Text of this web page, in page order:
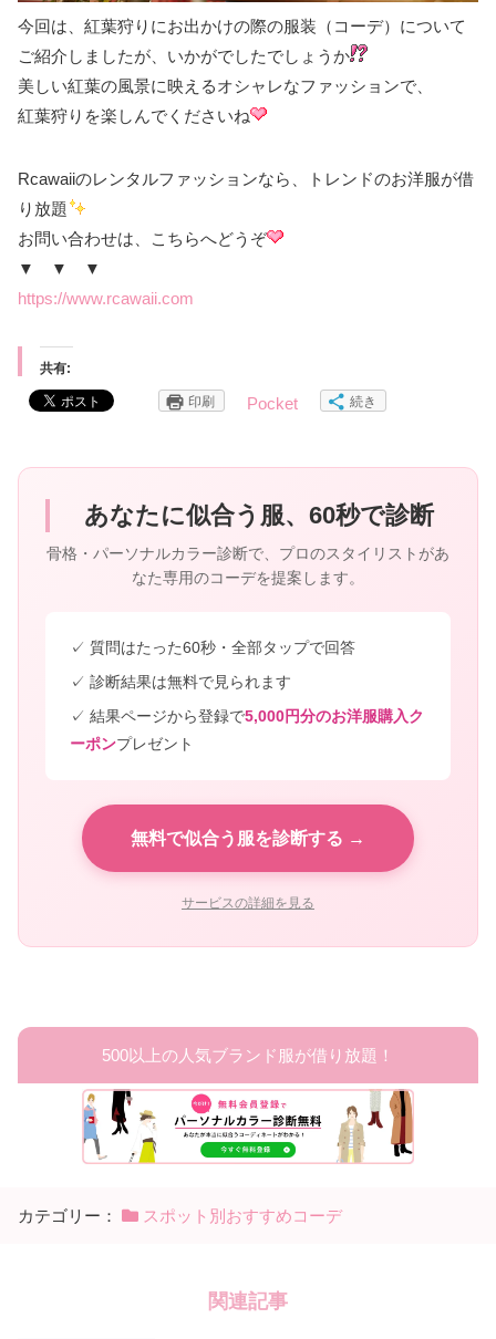
今回は、紅葉狩りにお出かけの際の服装（コーデ）について
ご紹介しましたが、いかがでしたでしょうか
美しい紅葉の風景に映えるオシャレなファッションで、
紅葉狩りを楽しんでくださいね
Rcawaiiのレンタルファッションなら、トレンドのお洋服が借
り放題
お問い合わせは、こちらへどうぞ
▼ ▼ ▼
https://www.rcawaii.com
共有:
印刷 Pocket 続き
あなたに似合う服、60秒で診断
骨格・パーソナルカラー診断で、プロのスタイリストがあ
なた専用のコーデを提案します。
✓ 質問はたった60秒・全部タップで回答
✓ 診断結果は無料で見られます
✓ 結果ページから登録で5,000円分のお洋服購入ク
ーポンプレゼント
無料で似合う服を診断する →
サービスの詳細を見る
500以上の人気ブランド服が借り放題！
カテゴリー： スポット別おすすめコーデ
関連記事